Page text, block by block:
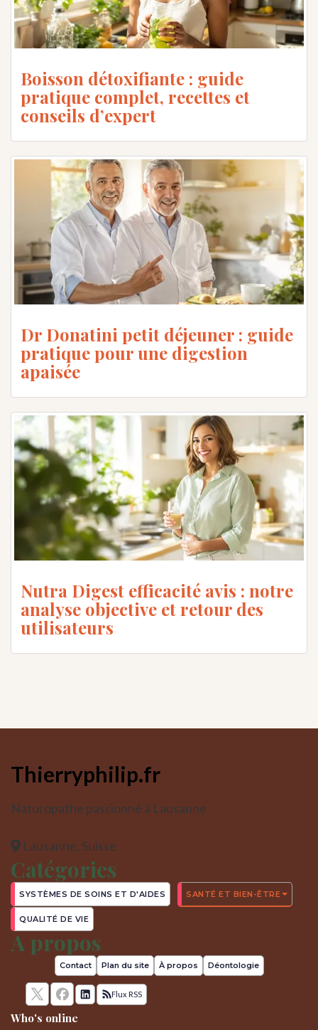
Boisson détoxifiante : guide
pratique complet, recettes et
conseils d’expert
Dr Donatini petit déjeuner : guide
pratique pour une digestion
apaisée
Nutra Digest efficacité avis : notre
analyse objective et retour des
utilisateurs
Thierryphilip.fr
Naturopathe passionné à Lausanne
Lausanne, Suisse
Catégories
SYSTÈMES DE SOINS ET D'AIDES SANTÉ ET BIEN-ÊTRE
QUALITÉ DE VIE
A propos
Contact Plan du site À propos Déontologie
Flux RSS
Who's online